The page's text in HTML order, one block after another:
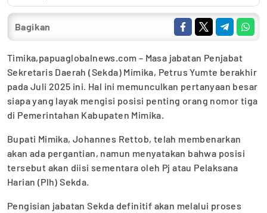
Bagikan
Timika,papuaglobalnews.com – Masa jabatan Penjabat
Sekretaris Daerah (Sekda) Mimika, Petrus Yumte berakhir
pada Juli 2025 ini. Hal ini memunculkan pertanyaan besar
siapa yang layak mengisi posisi penting orang nomor tiga
di Pemerintahan Kabupaten Mimika.
Bupati Mimika, Johannes Rettob, telah membenarkan
akan ada pergantian, namun menyatakan bahwa posisi
tersebut akan diisi sementara oleh Pj atau Pelaksana
Harian (Plh) Sekda.
Pengisian jabatan Sekda definitif akan melalui proses